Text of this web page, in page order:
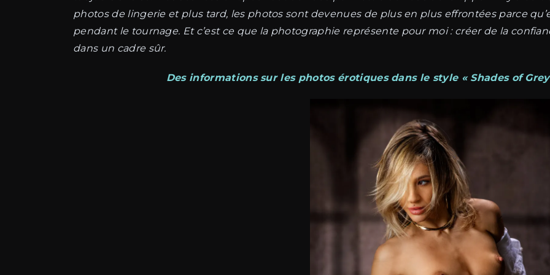
photos de lingerie et plus tard, les photos sont devenues de plus en plus effrontées parce
pendant le tournage. Et c’est ce que la photographie représente pour moi : créer de la
dans un cadre sûr.
Des informations sur les photos érotiques dans le style « Shades of